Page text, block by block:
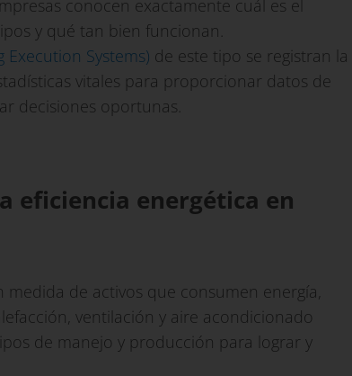
conocen exactamente cuál es el
y qué tan bien funcionan.
Systems) de este tipo se registran la
vitales para proporcionar datos de
decisiones oportunas.
eficiencia energética en
de activos que consumen energía,
ventilación y aire acondicionado
de manejo y producción para lograr y